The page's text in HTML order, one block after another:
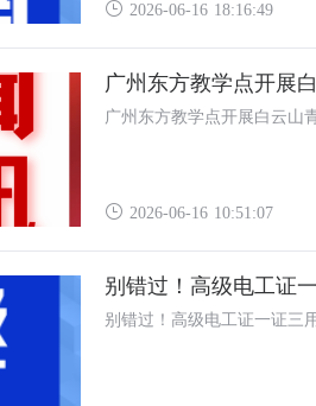
2026-06-16 18:16:49
广州东方教学点开展
广州东方教学点开展白云山
2026-06-16 10:51:07
别错过！高级电工证
别错过！高级电工证一证三